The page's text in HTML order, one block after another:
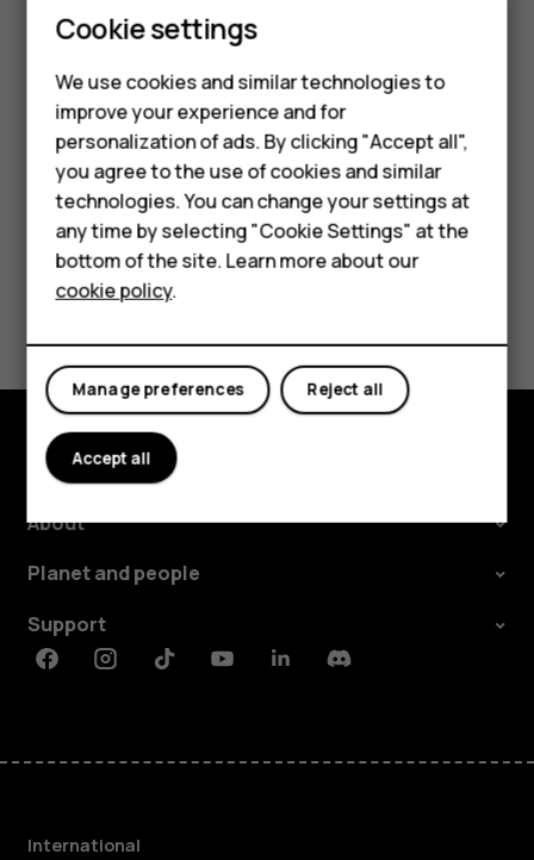
Smartphones
Feature phones
Phones for kids
Accessories
HMD Terra M
For business
Tablets
ऐप वर्णन में, ऐप को डाउनलोड और इंस्टॉल करने के लिए
अपने ऐप देखने के लिए, होम स्क्रीन पर जाएँ और स्क्रीन के निचले हिस्से से ऊपर की
ओर स्वाइप करें.
Did you find this helpful?
Yes No
Explore
About
Planet and people
Support
FacebookInstagramTiktokYoutubeLinkedinDiscord
International
Cookie settings
We use cookies and similar technologies to
improve your experience and for
personalization of ads. By clicking "Accept all",
you agree to the use of cookies and similar
technologies. You can change your settings at
any time by selecting "Cookie Settings" at the
bottom of the site. Learn more about our
cookie policy.
Reject all
Manage preferences
Accept all